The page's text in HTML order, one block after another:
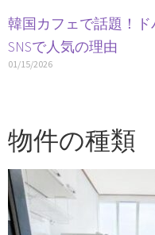
韓国カフェで話題！
SNSで人気の理由
01/15/2026
物件の種類